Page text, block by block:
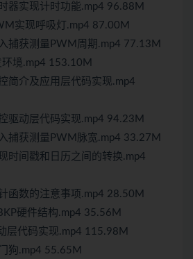
器实现计时功能.mp4 96.88M
实现呼吸灯.mp4 87.00M
捕获测量PWM周期.mp4 77.13M
境.mp4 153.10M
简介及应用层代码实现.mp4
驱动层代码实现.mp4 94.23M
捕获测量PWM脉宽.mp4 33.27M
时间戳和日历之间的转换.mp4
函数的注意事项.mp4 28.50M
硬件结构.mp4 35.56M
层代码实现.mp4 115.98M
狗.mp4 55.65M